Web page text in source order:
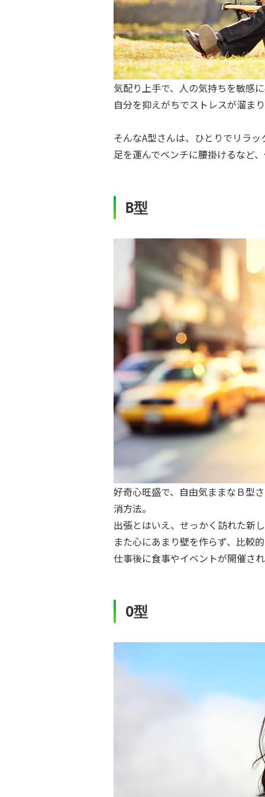
気配り上手で、人の気持ちを敏感
自分を抑えがちでストレスが溜ま
そんなA型さんは、ひとりでリラ
足を運んでベンチに腰掛けるなど
B型
好奇心旺盛で、自由気ままなＢ型
消方法。
出張とはいえ、せっかく訪れた新
また心にあまり壁を作らず、比較
仕事後に食事やイベントが開催さ
O型